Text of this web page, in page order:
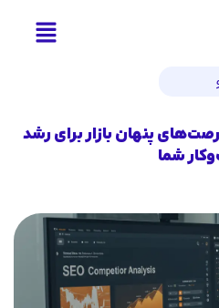
پنهان بازار برای رشد
شما